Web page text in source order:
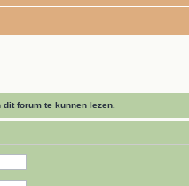
forum te kunnen lezen.